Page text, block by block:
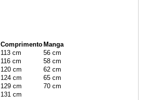
Comprimento Manga
113 cm
56 cm
116 cm
58 cm
120 cm
62 cm
124 cm
65 cm
129 cm
70 cm
131 cm